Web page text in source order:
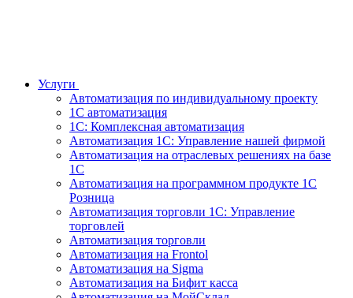
Услуги
Автоматизация по индивидуальному проекту
1С автоматизация
1С: Комплексная автоматизация
Автоматизация 1С: Управление нашей фирмой
Автоматизация на отраслевых решениях на базе
1С
Автоматизация на программном продукте 1С
Розница
Автоматизация торговли 1С: Управление
торговлей
Автоматизация торговли
Автоматизация на Frontol
Автоматизация на Sigma
Автоматизация на Бифит касса